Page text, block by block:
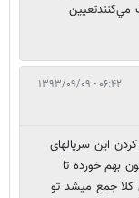
مي‌كنندتعيين
۰۶:۴۲ - ۱۳۹۳/۰۹/۰۹
این سریالهای
بهم خورده تا
جمع میشد تو